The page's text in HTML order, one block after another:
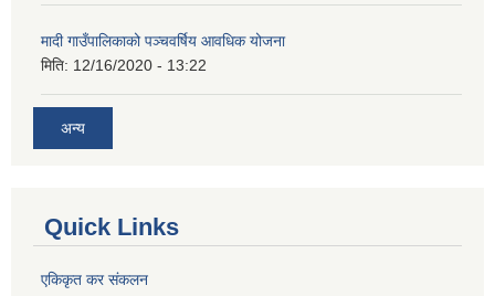
मादी गाउँपालिकाको पञ्चवर्षिय आवधिक योजना
मिति: 12/16/2020 - 13:22
अन्य
Quick Links
एकिकृत कर संकलन